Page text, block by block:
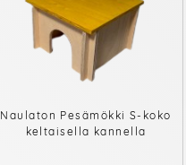
Naulaton Pesämökki S-koko
keltaisella kannella